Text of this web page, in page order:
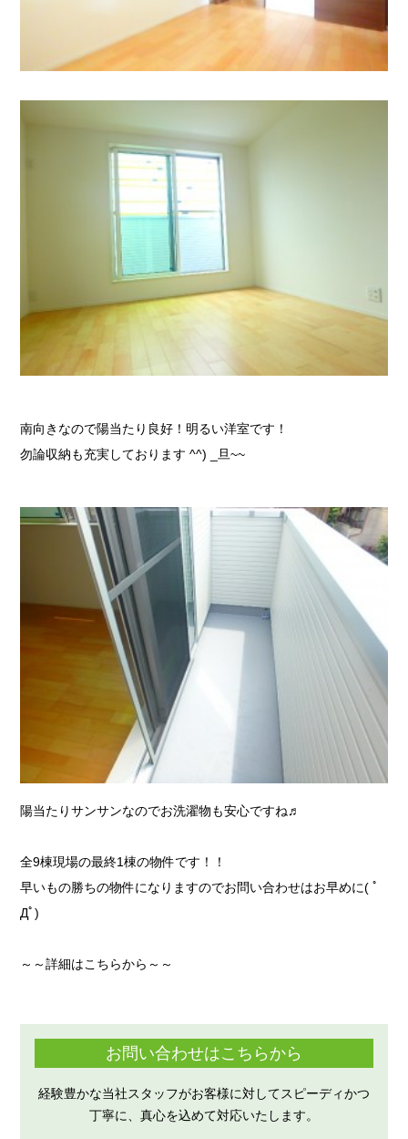
南向きなので陽当たり良好！明るい洋室です！
勿論収納も充実しております ^^) _旦~~
陽当たりサンサンなのでお洗濯物も安心ですね♬
全9棟現場の最終1棟の物件です！！
早いもの勝ちの物件になりますのでお問い合わせはお早めに( ﾟ
Дﾟ)
～～詳細はこちらから～～
お問い合わせはこちらから
経験豊かな当社スタッフがお客様に対してスピーディかつ
丁寧に、真心を込めて対応いたします。